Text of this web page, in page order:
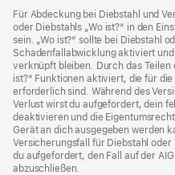
Für Abdeckung bei Diebstahl und
oder Dieb­stahls „Wo ist?“ in den
sein. „Wo ist?“ sollte bei Diebstahl
Schadenfallabwicklung aktiviert
verknüpft bleiben. Durch das Teilen
ist?“ Funktionen aktiviert, die für
erforderlich sind. Während des
Verlust wirst du aufgefordert, dein
deaktivieren und die
Gerät an dich ausgegeben werden
Versicherungsfall für Diebstahl
du aufgefordert, den Fall auf der
abzuschließen.